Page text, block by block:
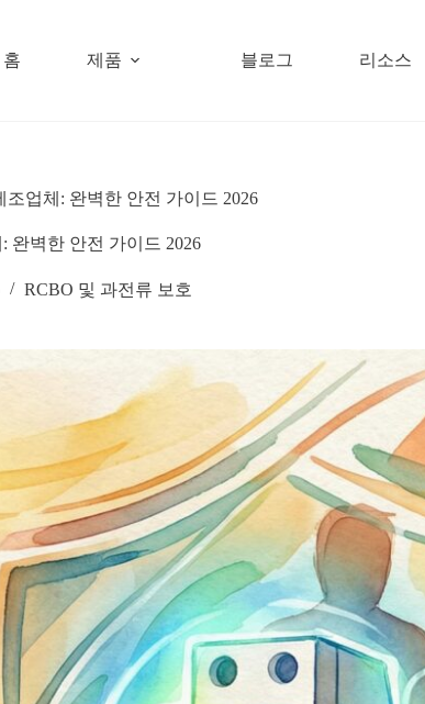
홈 제품 블로그 리소스
조업체: 완벽한 안전 가이드 2026
완벽한 안전 가이드 2026
RCBO 및 과전류 보호